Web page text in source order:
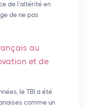
de l’altérité en
de ne pas
au
et de
le TBI a été
comme un